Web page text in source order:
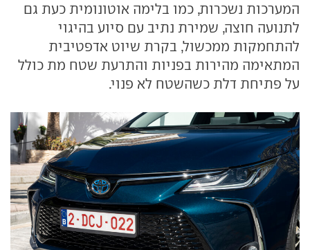
המערכות נשכרות, כמו בלימה אוטונומית כעת גם
לתנועה חוצה, שמירת נתיב עם סיוע בהיגוי
להתחמקות ממכשול, בקרת שיוט אדפטיבית
המתאימה מהירות בפניות והתרעת שטח מת כולל
על פתיחת דלת כשהשטח לא פנוי.